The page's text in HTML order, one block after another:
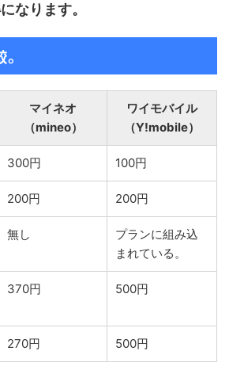
なります。
マイネオ
（mineo）
ワイモバイル
（Y!mobile）
300円 100円
200円 200円
無し
プランに組み込
まれている。
370円 500円
270円 500円